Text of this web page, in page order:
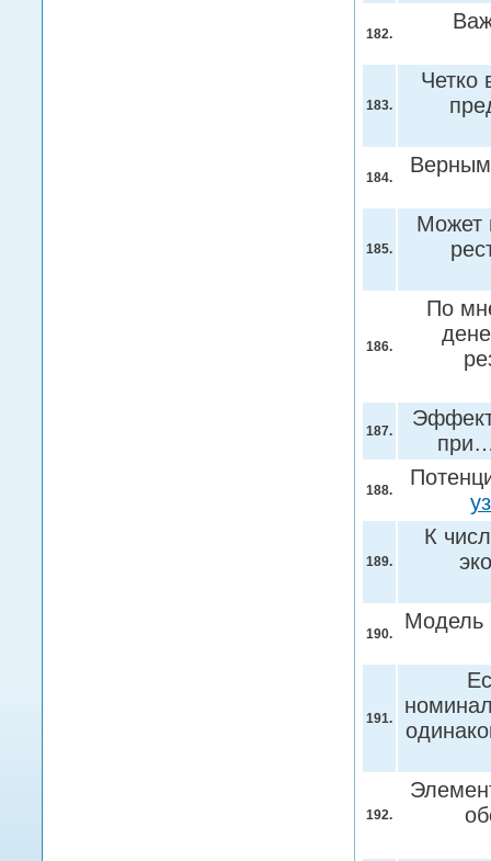
182.
183.
Четко
184.
185.
Может
186.
По
187.
188.
189.
К
190.
Модель
191.
192.